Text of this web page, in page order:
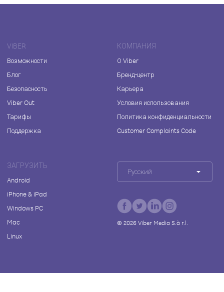
VIBER
Возможности
Блог
Безопасность
Viber Out
Тарифы
Поддержка
КОМПАНИЯ
О Viber
Бренд-центр
Карьера
Условия использования
Политика конфиденциальности
Customer Complaints Code
ЗАГРУЗИТЬ
Android
iPhone & iPad
Windows PC
Mac
Linux
Русский
© 2026Viber Media S.à r.l.